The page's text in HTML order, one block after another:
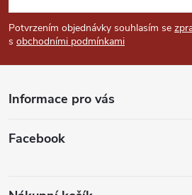
p
a
Potvrzením objednávky souhlasím se
s obchodními podmínkami
Informace pro vás
Facebook